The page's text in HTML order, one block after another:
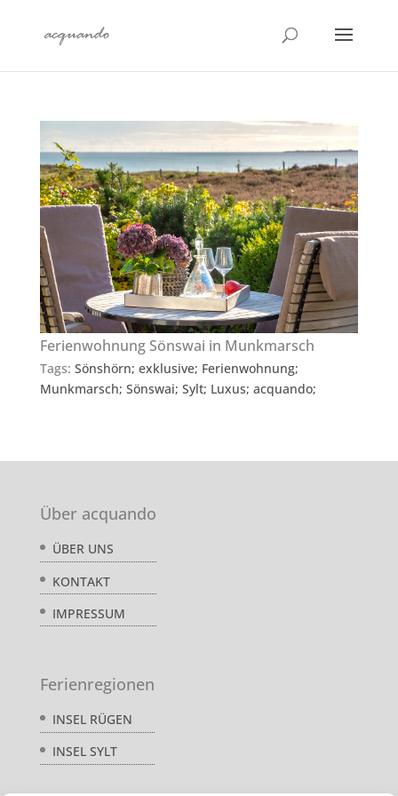
Ferienwohnung Sönswai in Munkmarsch
Tags: Sönshörn; exklusive; Ferienwohnung;
Munkmarsch; Sönswai; Sylt; Luxus; acquando;
Über acquando
ÜBER UNS
KONTAKT
IMPRESSUM
Ferienregionen
INSEL RÜGEN
INSEL SYLT